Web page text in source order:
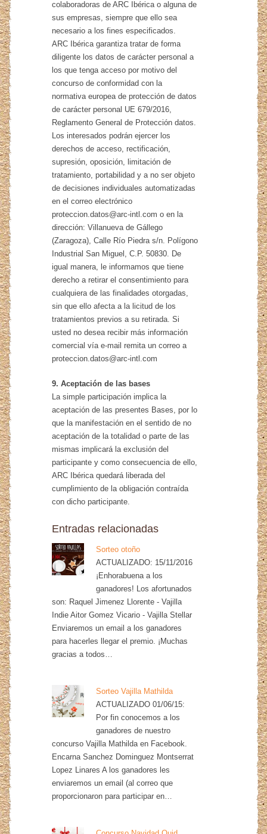
colaboradoras de ARC Ibérica o alguna de
sus empresas, siempre que ello sea
necesario a los fines especificados.
ARC Ibérica garantiza tratar de forma
diligente los datos de carácter personal a
los que tenga acceso por motivo del
concurso de conformidad con la
normativa europea de protección de datos
de carácter personal UE 679/2016,
Reglamento General de Protección datos.
Los interesados podrán ejercer los
derechos de acceso, rectificación,
supresión, oposición, limitación de
tratamiento, portabilidad y a no ser objeto
de decisiones individuales automatizadas
en el correo electrónico
proteccion.datos@arc-intl.com o en la
dirección: Villanueva de Gállego
(Zaragoza), Calle Río Piedra s/n. Polígono
Industrial San Miguel, C.P. 50830. De
igual manera, le informamos que tiene
derecho a retirar el consentimiento para
cualquiera de las finalidades otorgadas,
sin que ello afecta a la licitud de los
tratamientos previos a su retirada. Si
usted no desea recibir más información
comercial vía e-mail remita un correo a
proteccion.datos@arc-intl.com
9. Aceptación de las bases
La simple participación implica la
aceptación de las presentes Bases, por lo
que la manifestación en el sentido de no
aceptación de la totalidad o parte de las
mismas implicará la exclusión del
participante y como consecuencia de ello,
ARC Ibérica quedará liberada del
cumplimiento de la obligación contraída
con dicho participante.
Entradas relacionadas
Sorteo otoño
ACTUALIZADO: 15/11/2016
¡Enhorabuena a los
ganadores! Los afortunados
son: Raquel Jimenez Llorente - Vajilla
Indie Aitor Gomez Vicario - Vajilla Stellar
Enviaremos un email a los ganadores
para hacerles llegar el premio. ¡Muchas
gracias a todos…
Sorteo Vajilla Mathilda
ACTUALIZADO 01/06/15:
Por fin conocemos a los
ganadores de nuestro
concurso Vajilla Mathilda en Facebook.
Encarna Sanchez Dominguez Montserrat
Lopez Linares A los ganadores les
enviaremos un email (al correo que
proporcionaron para participar en…